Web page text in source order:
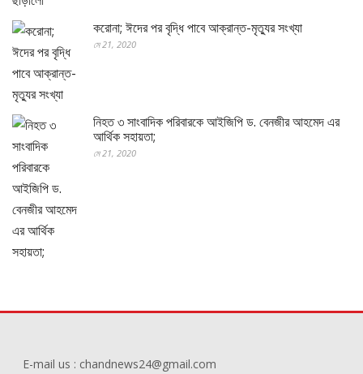
করোনা; ঈদের পর বৃদ্ধি পাবে আক্রান্ত-মৃত্যুর সংখ্যা
মে 21, 2020
নিহত ৩ সাংবাদিক পরিবারকে আইজিপি ড. বেনজীর আহমেদ এর
আর্থিক সহায়তা;
মে 21, 2020
E-mail us : chandnews24@gmail.com